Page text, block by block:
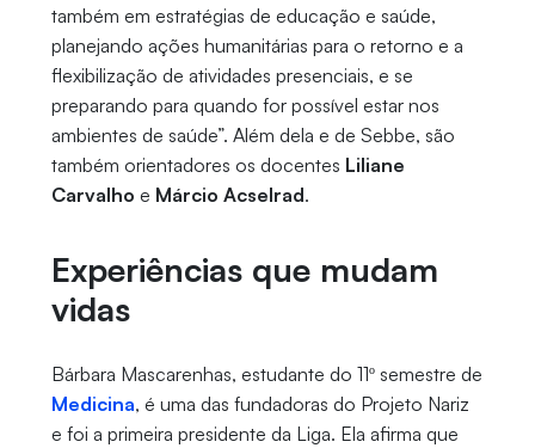
também em estratégias de educação e saúde,
planejando ações humanitárias para o retorno e a
flexibilização de atividades presenciais, e se
preparando para quando for possível estar nos
ambientes de saúde”. Além dela e de Sebbe, são
também orientadores os docentes Liliane
Carvalho e Márcio Acselrad.
Experiências que mudam
vidas
Bárbara Mascarenhas, estudante do 11º semestre de
Medicina, é uma das fundadoras do Projeto Nariz
e foi a primeira presidente da Liga. Ela afirma que